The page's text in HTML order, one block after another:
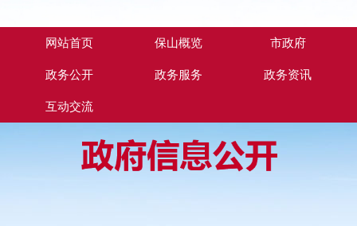
网站首页 保山概览 市政府
政务公开 政务服务 政务资讯
互动交流